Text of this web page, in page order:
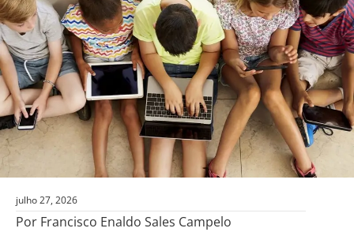
julho 27, 2026
Por Francisco Enaldo Sales Campelo